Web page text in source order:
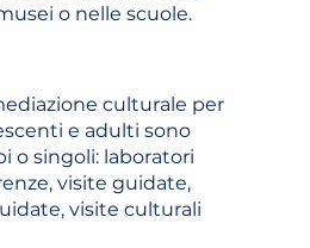
o nelle scuole.
culturale per
e adulti sono
o singoli: laboratori
visite guidate,
visite culturali